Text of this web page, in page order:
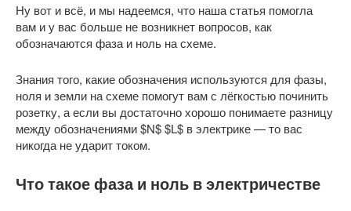
Ну вот и всё, и мы надеемся, что наша статья помогла
вам и у вас больше не возникнет вопросов, как
обозначаются фаза и ноль на схеме.
Знания того, какие обозначения используются для фазы,
ноля и земли на схеме помогут вам с лёгкостью починить
розетку, а если вы достаточно хорошо понимаете разницу
между обозначениями $N$ $L$ в электрике — то вас
никогда не ударит током.
Что такое фаза и ноль в электричестве